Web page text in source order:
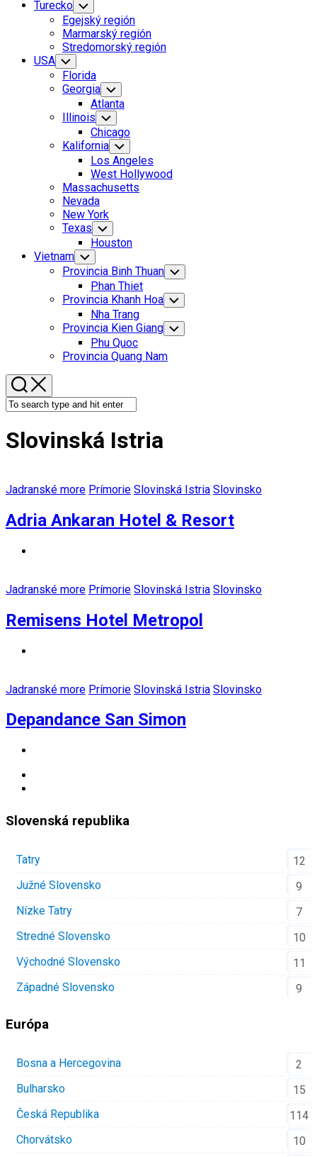
Turecko Toggle
Child
Menu
Egejský región
Marmarský región
Stredomorský región
USA Toggle
Child
Menu
Florida
Georgia Toggle
Child
Menu
Atlanta
Illinois Toggle
Child
Menu
Chicago
Kalifornia Toggle
Child
Menu
Los Angeles
West Hollywood
Massachusetts
Nevada
New York
Texas Toggle
Child
Menu
Houston
Vietnam Toggle
Child
Menu
Provincia Binh Thuan Toggle
Child
Menu
Phan Thiet
Provincia Khanh Hoa Toggle
Child
Menu
Nha Trang
Provincia Kien Giang Toggle
Child
Phu Quoc
Provincia Quang Nam
Slovinská Istria
Jadranské more Prímorie Slovinská Istria Slovinsko
Adria Ankaran Hotel & Resort
Jadranské more Prímorie Slovinská Istria Slovinsko
Remisens Hotel Metropol
Jadranské more Prímorie Slovinská Istria Slovinsko
Depandance San Simon
Slovenská republika
Tatry
12
Južné Slovensko
9
Nízke Tatry
7
Stredné Slovensko
10
Východné Slovensko
11
Západné Slovensko
9
Európa
Bosna a Hercegovina
2
Bulharsko
15
Česká Republika
114
Chorvátsko
10